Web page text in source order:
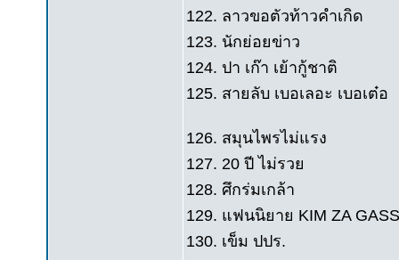
122. ลาวขอตัวท้าวคำเกิด
123. นักย่อยข่าว
124. ปา เก๊า เย้ากู้ชาติ
125. สายลับ เบอเลอะ เบอเต๋อ
126. สมุนไพรไม่แรง
127. 20 ปี ไม่รวย
128. ศึกร่มเกล้า
129. แฟนนิยาย KIM ZA GASS
130. เข็ม ปปร.